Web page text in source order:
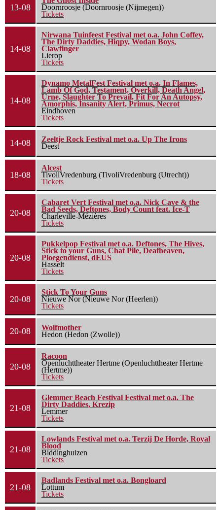
13-08
Doornroosje (Doornroosje (Nijmegen))
Tickets
14-08
Nirwana Tuinfeest Festival met o.a. John Coffey,
The Dirty Daddies, Hiqpy, Wodan Boys,
Clawfinger
Lierop
Tickets
14-08
Dynamo MetalFest Festival met o.a. In Flames,
Lamb Of God, Testament, Overkill, Death Angel,
Urne, Slaughter To Prevail, Fit For An Autopsy,
Amorphis, Insanity Alert, Primus, Necrot
Eindhoven
Tickets
14-08
Zeeltje Rock Festival met o.a. Up The Irons
Deest
18-08
Alcest
TivoliVredenburg (TivoliVredenburg (Utrecht))
Tickets
20-08
Cabaret Vert Festival met o.a. Nick Cave & the
Bad Seeds, Deftones, Body Count feat. Ice-T
Charleville-Mézières
Tickets
20-08
Pukkelpop Festival met o.a. Deftones, The Hives,
Stick to your Guns, Chat Pile, Deafheaven,
Ploegendienst, dEUS
Hasselt
Tickets
20-08
Stick To Your Guns
Nieuwe Nor (Nieuwe Nor (Heerlen))
Tickets
20-08
Wolfmother
Hedon (Hedon (Zwolle))
20-08
Racoon
Openluchttheater Hertme (Openluchttheater Hertme
(Hertme))
Tickets
21-08
Glemmer Beach Festival Festival met o.a. The
Dirty Daddies, Krezip
Lemmer
Tickets
21-08
Lowlands Festival met o.a. Terzij De Horde, Royal
Blood
Biddinghuizen
Tickets
21-08
Badlands Festival met o.a. Bongloard
Lottum
Tickets